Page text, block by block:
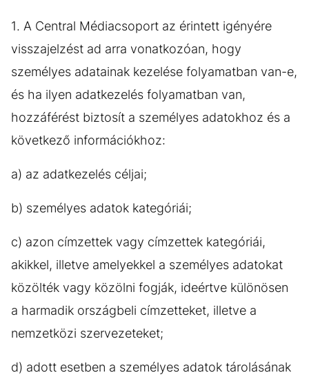
1. A Central Médiacsoport az érintett igényére
visszajelzést ad arra vonatkozóan, hogy
személyes adatainak kezelése folyamatban van-e,
és ha ilyen adatkezelés folyamatban van,
hozzáférést biztosít a személyes adatokhoz és a
következő információkhoz:
a) az adatkezelés céljai;
b) személyes adatok kategóriái;
c) azon címzettek vagy címzettek kategóriái,
akikkel, illetve amelyekkel a személyes adatokat
közölték vagy közölni fogják, ideértve különösen
a harmadik országbeli címzetteket, illetve a
nemzetközi szervezeteket;
d) adott esetben a személyes adatok tárolásának